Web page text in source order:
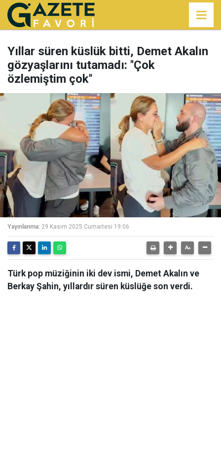
Yıllar süren küslük bitti, Demet Akalın
gözyaşlarını tutamadı: ''Çok
özlemiştim çok''
Yayınlanma: 29 Kasım 2025 Cumartesi 19:06
Türk pop müziğinin iki dev ismi, Demet Akalın ve
Berkay Şahin, yıllardır süren küslüğe son verdi.